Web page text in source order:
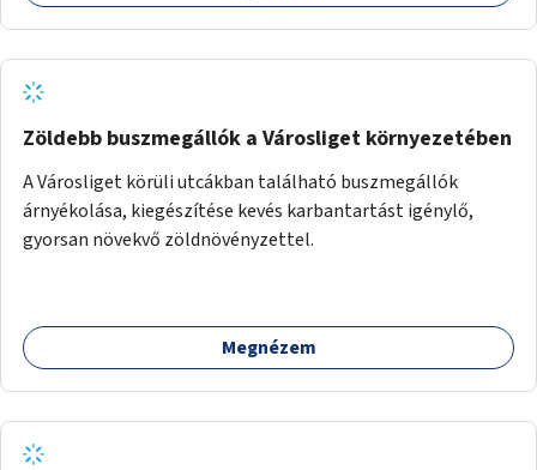
Zöldebb buszmegállók a Városliget környezetében
A Városliget körüli utcákban található buszmegállók
árnyékolása, kiegészítése kevés karbantartást igénylő,
gyorsan növekvő zöldnövényzettel.
Megnézem